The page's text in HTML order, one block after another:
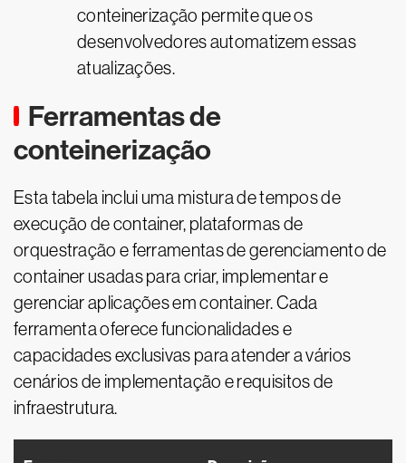
conteinerização permite que os
desenvolvedores automatizem essas
atualizações.
Ferramentas de
conteinerização
Esta tabela inclui uma mistura de tempos de
execução de container, plataformas de
orquestração e ferramentas de gerenciamento de
container usadas para criar, implementar e
gerenciar aplicações em container. Cada
ferramenta oferece funcionalidades e
capacidades exclusivas para atender a vários
cenários de implementação e requisitos de
infraestrutura.